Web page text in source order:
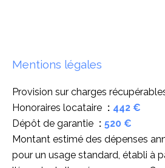
Mentions légales
Provision sur charges
Honoraires locataire
442 €
Dépôt de garantie
520 €
Montant estimé des dépenses
pour un usage standard, établi à